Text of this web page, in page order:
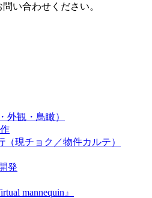
い合わせください。
外観・鳥瞰）
現チョク／物件カルテ）
発
mannequin』